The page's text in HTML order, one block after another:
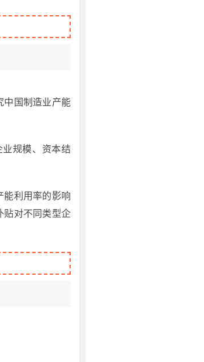
中国制造业产能
规模、资本结
能利用率的影响
贴对不同类型企